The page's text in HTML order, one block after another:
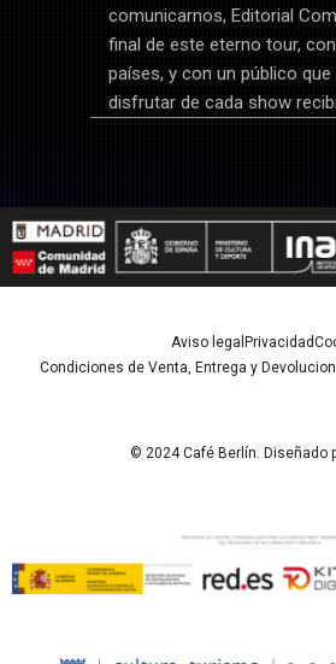
comunicarnos, Editorial
final de este eterno tour,
países, y con un público
disfrutar de cada show
© 2024 Café Berlín. Diseñado
Aviso legal Privacidad
Condiciones de Venta, Entrega y